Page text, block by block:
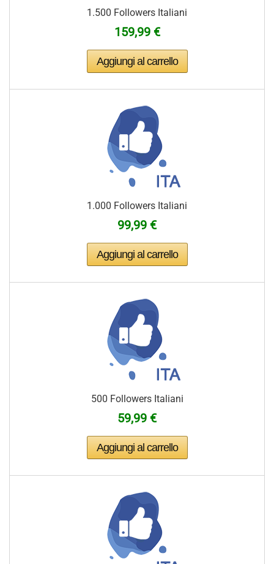
1.500 Followers Italiani
159,99 €
1.000 Followers Italiani
99,99 €
500 Followers Italiani
59,99 €